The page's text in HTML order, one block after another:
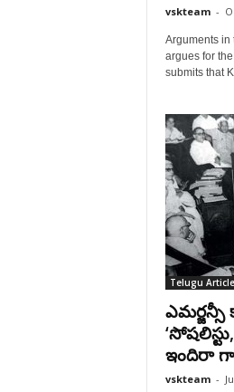
vskteam -
Arguments in
argues for
submits that
Telugu
ఇందిరా
vskteam -